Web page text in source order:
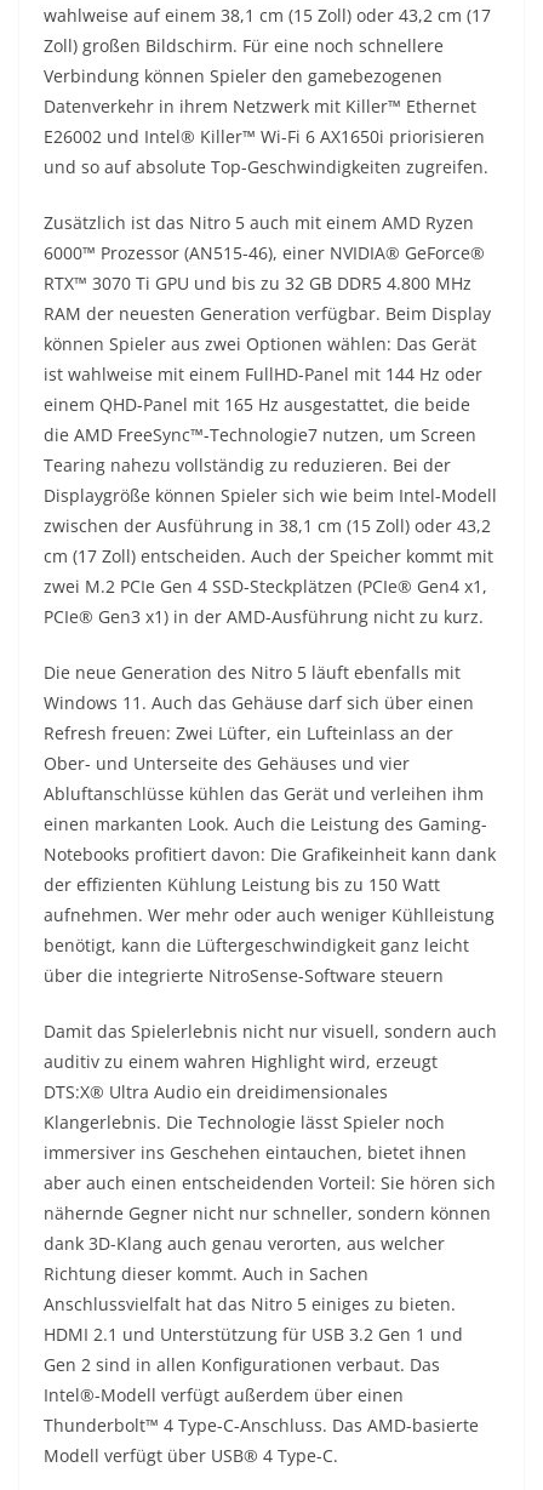
wahlweise auf einem 38,1 cm (15 Zoll) oder 43,2 cm (17
Zoll) großen Bildschirm. Für eine noch schnellere
Verbindung können Spieler den gamebezogenen
Datenverkehr in ihrem Netzwerk mit Killer™ Ethernet
E26002 und Intel® Killer™ Wi-Fi 6 AX1650i priorisieren
und so auf absolute Top-Geschwindigkeiten zugreifen.
Zusätzlich ist das Nitro 5 auch mit einem AMD Ryzen
6000™ Prozessor (AN515-46), einer NVIDIA® GeForce®
RTX™ 3070 Ti GPU und bis zu 32 GB DDR5 4.800 MHz
RAM der neuesten Generation verfügbar. Beim Display
können Spieler aus zwei Optionen wählen: Das Gerät
ist wahlweise mit einem FullHD-Panel mit 144 Hz oder
einem QHD-Panel mit 165 Hz ausgestattet, die beide
die AMD FreeSync™-Technologie7 nutzen, um Screen
Tearing nahezu vollständig zu reduzieren. Bei der
Displaygröße können Spieler sich wie beim Intel-Modell
zwischen der Ausführung in 38,1 cm (15 Zoll) oder 43,2
cm (17 Zoll) entscheiden. Auch der Speicher kommt mit
zwei M.2 PCIe Gen 4 SSD-Steckplätzen (PCIe® Gen4 x1,
PCIe® Gen3 x1) in der AMD-Ausführung nicht zu kurz.
Die neue Generation des Nitro 5 läuft ebenfalls mit
Windows 11. Auch das Gehäuse darf sich über einen
Refresh freuen: Zwei Lüfter, ein Lufteinlass an der
Ober- und Unterseite des Gehäuses und vier
Abluftanschlüsse kühlen das Gerät und verleihen ihm
einen markanten Look. Auch die Leistung des Gaming-
Notebooks profitiert davon: Die Grafikeinheit kann dank
der effizienten Kühlung Leistung bis zu 150 Watt
aufnehmen. Wer mehr oder auch weniger Kühlleistung
benötigt, kann die Lüftergeschwindigkeit ganz leicht
über die integrierte NitroSense-Software steuern
Damit das Spielerlebnis nicht nur visuell, sondern auch
auditiv zu einem wahren Highlight wird, erzeugt
DTS:X® Ultra Audio ein dreidimensionales
Klangerlebnis. Die Technologie lässt Spieler noch
immersiver ins Geschehen eintauchen, bietet ihnen
aber auch einen entscheidenden Vorteil: Sie hören sich
nähernde Gegner nicht nur schneller, sondern können
dank 3D-Klang auch genau verorten, aus welcher
Richtung dieser kommt. Auch in Sachen
Anschlussvielfalt hat das Nitro 5 einiges zu bieten.
HDMI 2.1 und Unterstützung für USB 3.2 Gen 1 und
Gen 2 sind in allen Konfigurationen verbaut. Das
Intel®-Modell verfügt außerdem über einen
Thunderbolt™ 4 Type-C-Anschluss. Das AMD-basierte
Modell verfügt über USB® 4 Type-C.